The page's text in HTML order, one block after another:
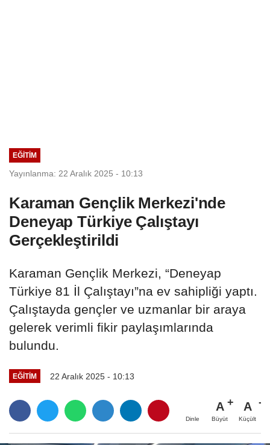
EĞITIM
Yayınlanma: 22 Aralık 2025 - 10:13
Karaman Gençlik Merkezi'nde
Deneyap Türkiye Çalıştayı
Gerçekleştirildi
Karaman Gençlik Merkezi, “Deneyap
Türkiye 81 İl Çalıştayı”na ev sahipliği yaptı.
Çalıştayda gençler ve uzmanlar bir araya
gelerek verimli fikir paylaşımlarında
bulundu.
EĞITIM 22 Aralık 2025 - 10:13
Dinle
A
Büyüt
A
Küçült